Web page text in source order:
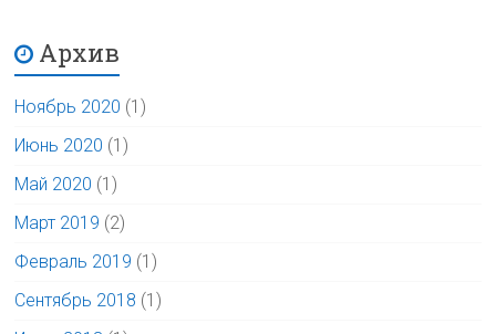
Архив
Ноябрь 2020 (1)
Июнь 2020 (1)
Май 2020 (1)
Март 2019 (2)
Февраль 2019 (1)
Сентябрь 2018 (1)